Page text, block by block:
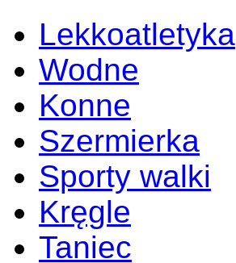
Lekkoatletyka
Wodne
Konne
Szermierka
Sporty walki
Kręgle
Taniec